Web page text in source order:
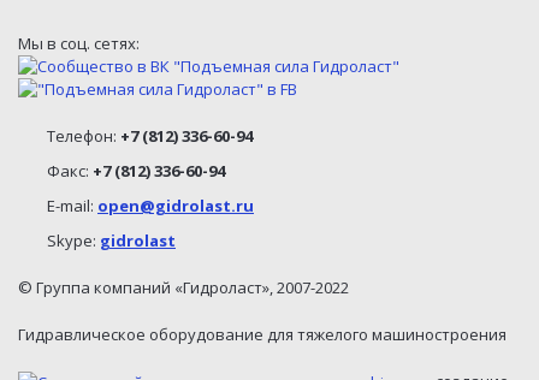
Мы в соц. сетях:
Телефон: +7 (812) 336-60-94
Факс: +7 (812) 336-60-94
E-mail: open@gidrolast.ru
Skype: gidrolast
© Группа компаний «Гидроласт», 2007-2022
Гидравлическое оборудование для тяжелого машиностроения